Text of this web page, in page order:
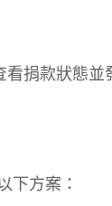
捐款狀態並
下方案：